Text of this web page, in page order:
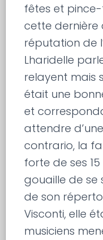
fêtes et
cette dernière
réputation de
Lharidelle
relayent mais
était une
et
attendre
contrario, la
forte de ses
gouaille de se
de son
Visconti, elle
musiciens